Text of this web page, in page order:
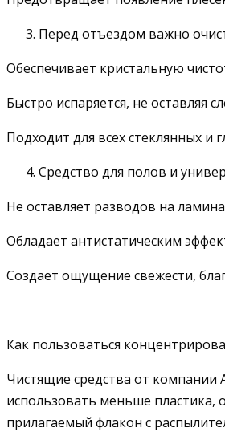
Перед отъездом важно
Обеспечивает кристальную
Быстро испаряется, не оставляя
Подходит для всех стеклянных
Средство для полов и
Не оставляет разводов на
Обладает антистатическим
Создает ощущение свежести,
Как пользоваться
Чистящие средства от компании
использовать меньше пластика,
прилагаемый флакон с